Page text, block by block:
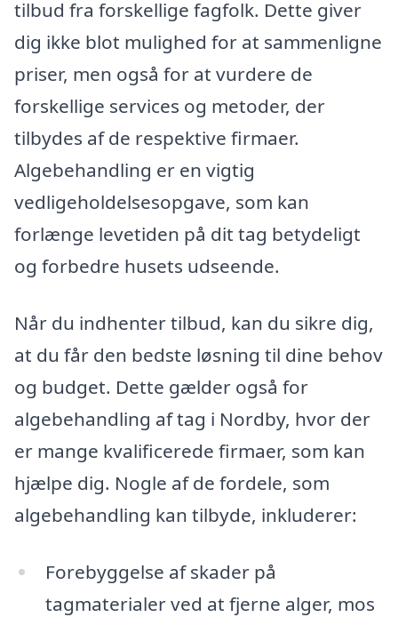
tilbud fra forskellige fagfolk. Dette giver
dig ikke blot mulighed for at sammenligne
priser, men også for at vurdere de
forskellige services og metoder, der
tilbydes af de respektive firmaer.
Algebehandling er en vigtig
vedligeholdelsesopgave, som kan
forlænge levetiden på dit tag betydeligt
og forbedre husets udseende.
Når du indhenter tilbud, kan du sikre dig,
at du får den bedste løsning til dine behov
og budget. Dette gælder også for
algebehandling af tag i Nordby, hvor der
er mange kvalificerede firmaer, som kan
hjælpe dig. Nogle af de fordele, som
algebehandling kan tilbyde, inkluderer:
Forebyggelse af skader på
tagmaterialer ved at fjerne alger, mos